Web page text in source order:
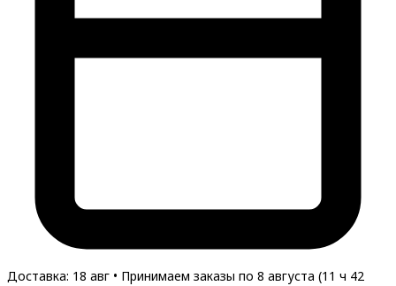
Доставка: 18 авг • Принимаем заказы по 8 августа (11 ч 42